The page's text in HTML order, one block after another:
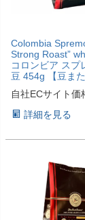
Colombia
Strong Roast”
コロンビア スプ
豆 454g 【豆また
自社ECサイト価
詳細を見る